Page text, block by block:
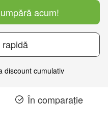
acum!
discount cumulativ
În comparație